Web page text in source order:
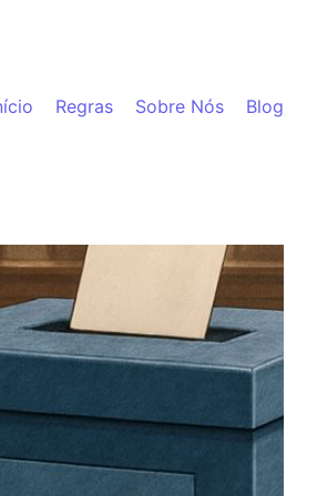
Regras Sobre Nós Blog